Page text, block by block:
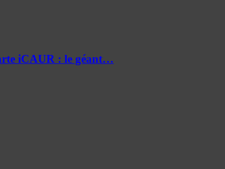
iCAUR : le géant…